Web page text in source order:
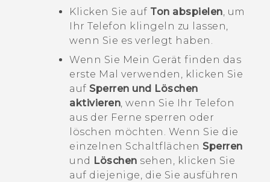
Klicken Sie auf Ton abspielen, um
Ihr Telefon klingeln zu lassen,
wenn Sie es verlegt haben.
Wenn Sie Mein Gerät finden das
erste Mal verwenden, klicken Sie
auf Sperren und Löschen
aktivieren, wenn Sie Ihr Telefon
aus der Ferne sperren oder
löschen möchten. Wenn Sie die
einzelnen Schaltflächen Sperren
und Löschen sehen, klicken Sie
auf diejenige, die Sie ausführen